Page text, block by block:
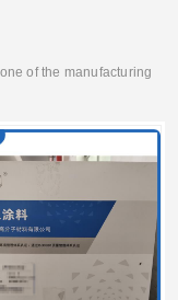
of the manufacturing